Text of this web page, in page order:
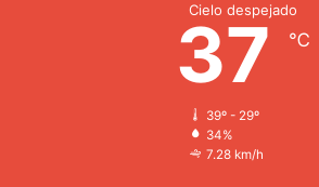
Cielo despejado
37 ℃
39º - 29º
34%
7.28 km/h